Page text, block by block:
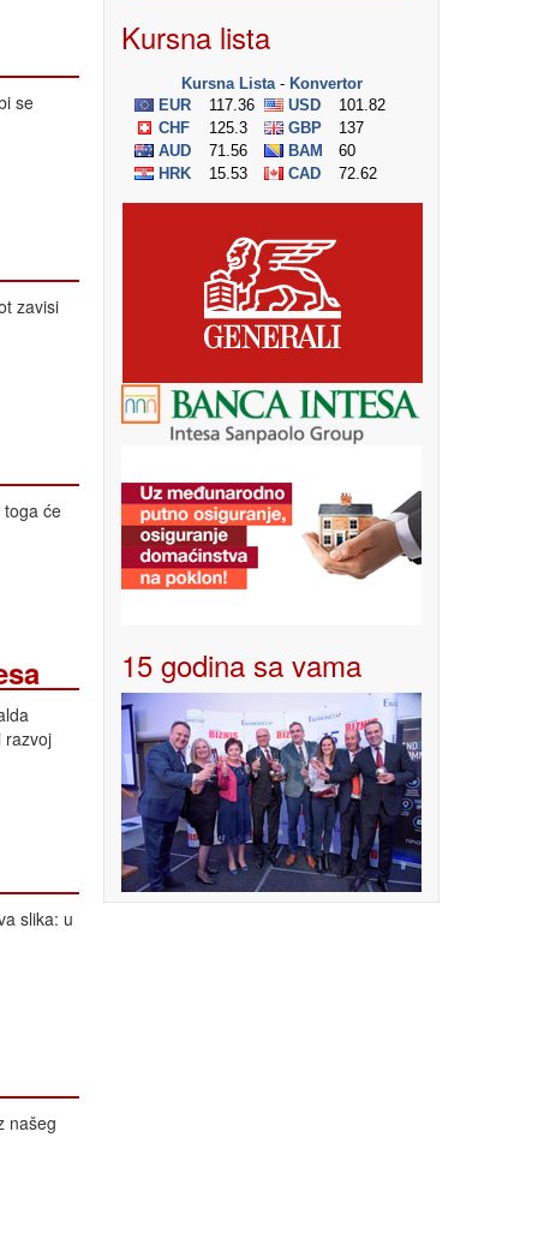
se
zavisi
toga će
razvoj
slika: u
našeg
Kursna lista
15 godina sa vama